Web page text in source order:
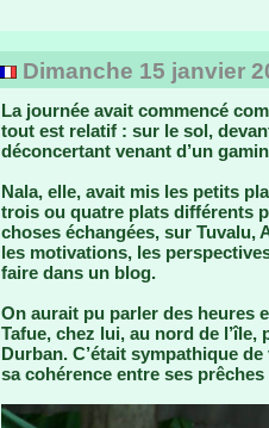
Dimanche 15 janvier
La journée avait commencé
tout est relatif : sur le sol,
déconcertant venant d’un
Nala, elle, avait mis les petits
trois ou quatre plats différents
choses échangées, sur Tuvalu,
les motivations, les
faire dans un blog.
On aurait pu parler des heures
Tafue, chez lui, au nord de
Durban. C’était sympathique
sa cohérence entre ses prêches